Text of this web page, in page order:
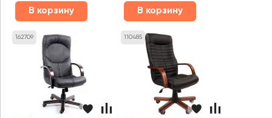
В корзину В корзину
162709 110485